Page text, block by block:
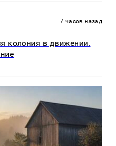
7 часов назад
колония в движении.